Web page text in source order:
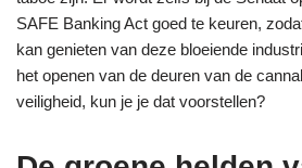
SAFE Banking Act goed te keuren,
kan genieten van deze bloeiende
het openen van de deuren van de
veiligheid, kun je je dat voorstellen?